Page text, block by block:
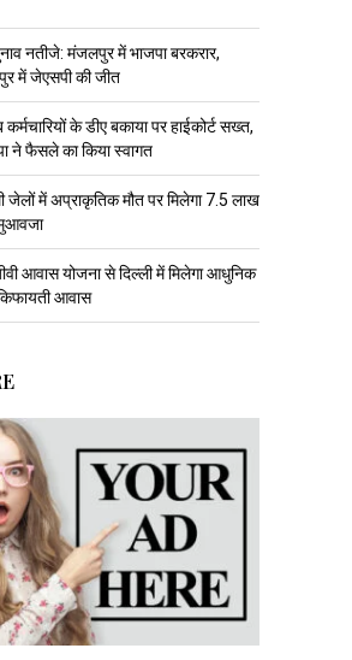
नतीजे: मंजलपुर में भाजपा बरकरार,
में जेएसपी की जीत
कर्मचारियों के डीए बकाया पर हाईकोर्ट सख्त,
ने फैसले का किया स्वागत
जेलों में अप्राकृतिक मौत पर मिलेगा 7.5 लाख
आवास योजना से दिल्ली में मिलेगा आधुनिक
आवास